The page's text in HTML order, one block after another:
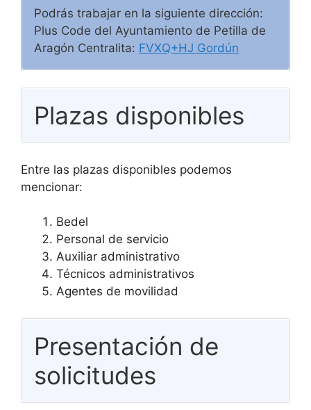
Podrás trabajar en la siguiente dirección:
Plus Code del Ayuntamiento de Petilla de
Aragón Centralita: FVXQ+HJ Gordún
Plazas disponibles
Entre las plazas disponibles podemos
mencionar:
Bedel
Personal de servicio
Auxiliar administrativo
Técnicos administrativos
Agentes de movilidad
Presentación de
solicitudes